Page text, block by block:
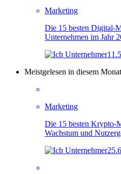
Marketing
Die 15 besten Digital-
Unternehmen im Jahr
Meistgelesen in diesem Monat
Marketing
Die 15 besten Krypto-
Wachstum und